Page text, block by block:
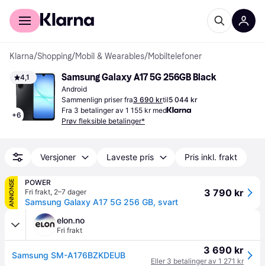
For kunder
Klarna/Shopping/Mobil & Wearables/Mobiltelefoner
4,1
+6
Samsung Galaxy A17 5G 256GB Black
Android
Sammenlign priser fra3 690 krtil5 044 kr
Fra 3 betalinger av 1 155 kr med
Prøv fleksible betalinger*
Versjoner Laveste pris Pris inkl. frakt
ANNONSE
POWER
Fri frakt, 2–7 dager
Samsung Galaxy A17 5G 256 GB, svart
3 790 kr
elon.no
Fri frakt
Samsung SM-A176BZKDEUB 3 690 kr
Eller 3 betalinger av 1 271 kr